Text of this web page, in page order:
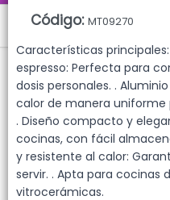
Código: MT09270
Características
espresso: Perfecta para
dosis personales. .
calor de manera
. Diseño compacto y
cocinas, con fácil
y resistente al calor:
servir. . Apta para cocinas
vitrocerámicas.
Menú
Color Negro, Mango Negro